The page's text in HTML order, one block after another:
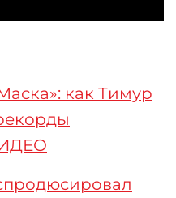
как Тимур